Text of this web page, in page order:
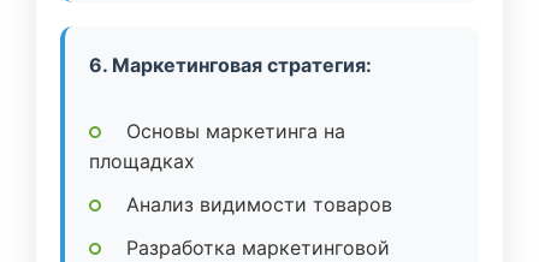
6. Маркетинговая стратегия:
Основы маркетинга на
площадках
Анализ видимости товаров
Разработка маркетинговой